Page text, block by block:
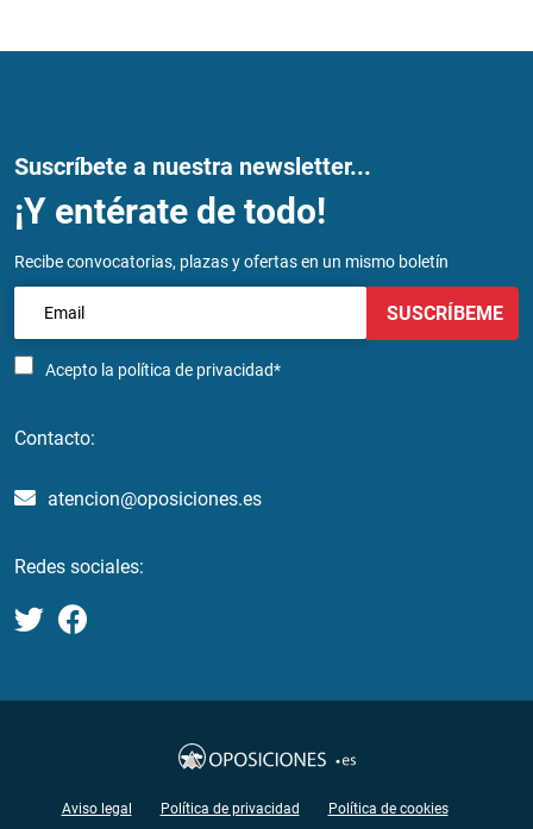
Suscríbete a nuestra newsletter...
¡Y entérate de todo!
Recibe convocatorias, plazas y ofertas en un mismo boletín
Acepto la política de privacidad*
SUSCRÍBEME
Contacto:
atencion@oposiciones.es
Redes sociales:
Aviso legal Política de privacidad Política de cookies